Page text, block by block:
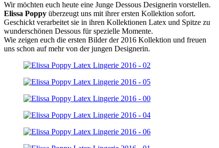
Wir möchten euch heute eine Junge Dessous Designerin vorstellen.
Elissa Poppy überzeugt uns mit ihrer ersten Kollektion sofort.
Geschickt verarbeitet sie in ihren Kollektionen Latex und Spitze zu
wunderschönen Dessous für spezielle Momente.
Wie zeigen euch die ersten Bilder der 2016 Kollektion und freuen
uns schon auf mehr von der jungen Designerin.